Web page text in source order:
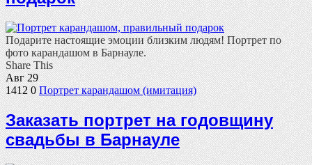
Подарите настоящие эмоции близким людям! Портрет по
фото карандашом в Барнауле.
Share This
Авг 29
14120 Портрет карандашом (имитация)
Заказать портрет на годовщину
свадьбы в Барнауле